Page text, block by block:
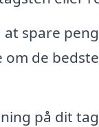
spare
de
på dit